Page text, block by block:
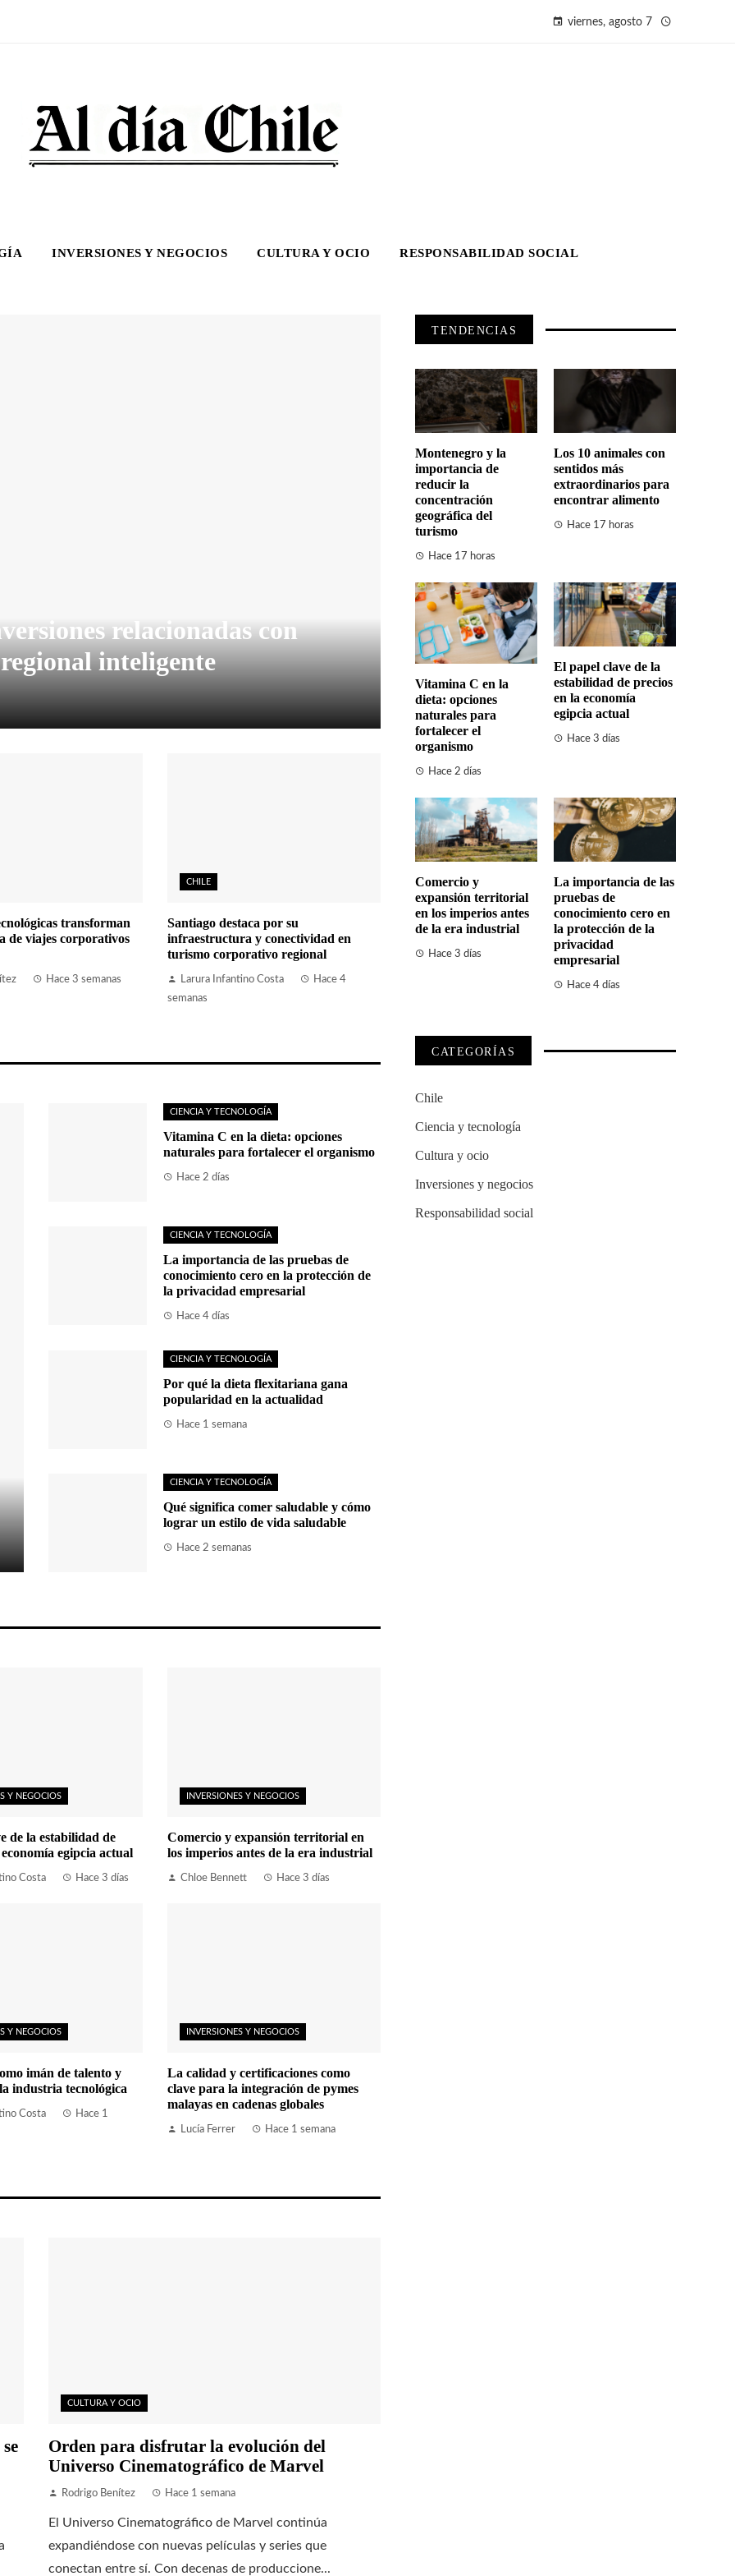
viernes, agosto 7
INVERSIONES Y NEGOCIOS CULTURA Y OCIO RESPONSABILIDAD SOCIAL
relacionadas con
inteligente
transforman
de viajes corporativos
Hace 3 semanas
CHILE
Santiago destaca por su
infraestructura y conectividad en
turismo corporativo regional
Larura Infantino Costa
Hace 4
semanas
CIENCIA Y TECNOLOGÍA
Vitamina C en la dieta: opciones
naturales para fortalecer el organismo
Hace 2 días
CIENCIA Y TECNOLOGÍA
La importancia de las pruebas de
conocimiento cero en la protección de
la privacidad empresarial
Hace 4 días
CIENCIA Y TECNOLOGÍA
Por qué la dieta flexitariana gana
popularidad en la actualidad
Hace 1 semana
CIENCIA Y TECNOLOGÍA
Qué significa comer saludable y cómo
lograr un estilo de vida saludable
Hace 2 semanas
Y NEGOCIOS
de la estabilidad de
egipcia actual
Costa Hace 3 días
INVERSIONES Y NEGOCIOS
Comercio y expansión territorial en
los imperios antes de la era industrial
Chloe Bennett Hace 3 días
Y NEGOCIOS
imán de talento y
industria tecnológica
Costa
Hace 1
INVERSIONES Y NEGOCIOS
La calidad y certificaciones como
clave para la integración de pymes
malayas en cadenas globales
Lucía Ferrer Hace 1 semana
CULTURA Y OCIO
Orden para disfrutar la evolución del
Universo Cinematográfico de Marvel
Rodrigo Benítez Hace 1 semana
El Universo Cinematográfico de Marvel continúa
expandiéndose con nuevas películas y series que
conectan entre sí. Con decenas de produccione...
TENDENCIAS
Montenegro y la
importancia de
reducir la
concentración
geográfica del
turismo
Hace 17 horas
Los 10 animales con
sentidos más
extraordinarios para
encontrar alimento
Hace 17 horas
Vitamina C en la
dieta: opciones
naturales para
fortalecer el
organismo
Hace 2 días
El papel clave de la
estabilidad de precios
en la economía
egipcia actual
Hace 3 días
Comercio y
expansión territorial
en los imperios antes
de la era industrial
Hace 3 días
La importancia de las
pruebas de
conocimiento cero en
la protección de la
privacidad
empresarial
Hace 4 días
CATEGORÍAS
Chile
Ciencia y tecnología
Cultura y ocio
Inversiones y negocios
Responsabilidad social